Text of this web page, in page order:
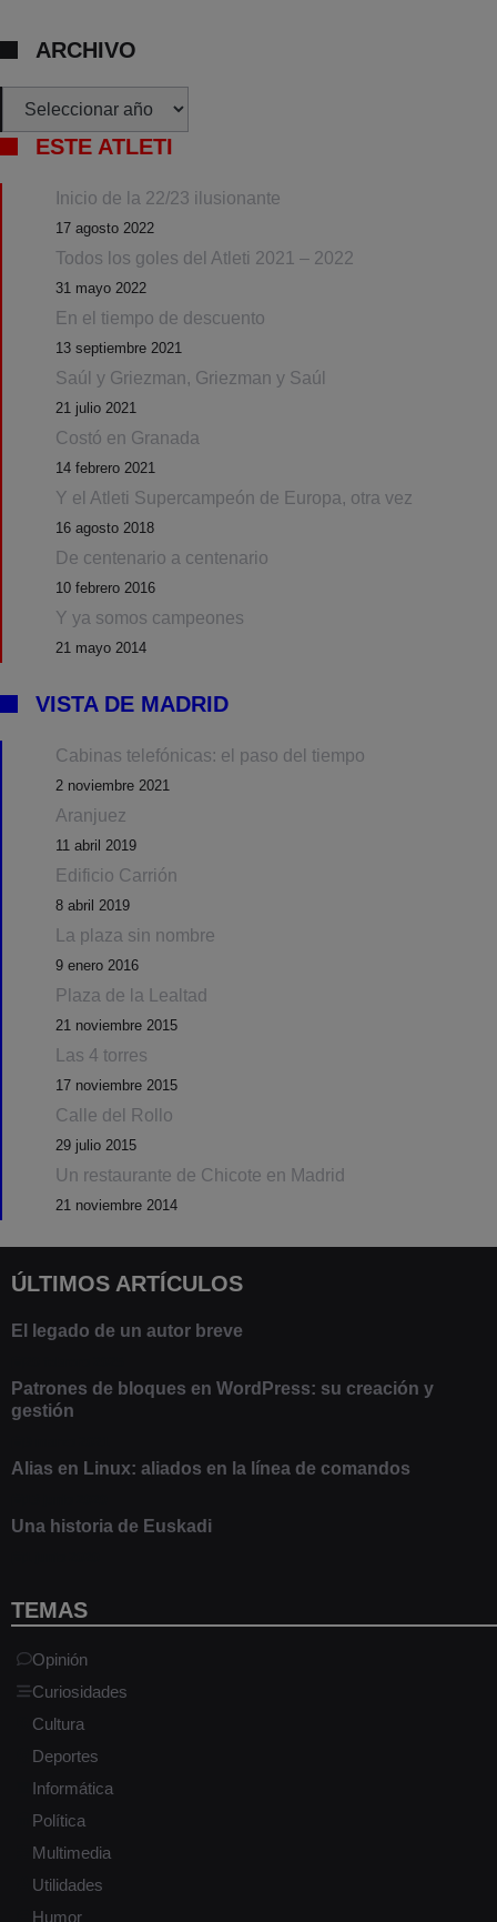
ARCHIVO
Archivos
ESTE ATLETI
Inicio de la 22/23 ilusionante
17 agosto 2022
Todos los goles del Atleti 2021 – 2022
31 mayo 2022
En el tiempo de descuento
13 septiembre 2021
Saúl y Griezman, Griezman y Saúl
21 julio 2021
Costó en Granada
14 febrero 2021
Y el Atleti Supercampeón de Europa, otra vez
16 agosto 2018
De centenario a centenario
10 febrero 2016
Y ya somos campeones
21 mayo 2014
VISTA DE MADRID
Cabinas telefónicas: el paso del tiempo
2 noviembre 2021
Aranjuez
11 abril 2019
Edificio Carrión
8 abril 2019
La plaza sin nombre
9 enero 2016
Plaza de la Lealtad
21 noviembre 2015
Las 4 torres
17 noviembre 2015
Calle del Rollo
29 julio 2015
Un restaurante de Chicote en Madrid
21 noviembre 2014
ÚLTIMOS ARTÍCULOS
El legado de un autor breve
Patrones de bloques en WordPress: su creación y
gestión
Alias en Linux: aliados en la línea de comandos
Una historia de Euskadi
TEMAS
Opinión
Curiosidades
Cultura
Deportes
Informática
Política
Multimedia
Utilidades
Humor